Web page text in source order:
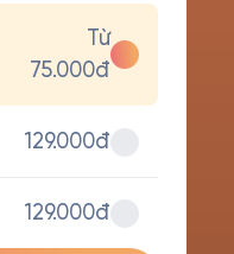
Từ
75.000đ
129.000đ
129.000đ